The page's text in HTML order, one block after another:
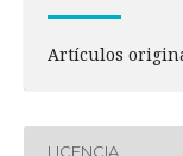
Artículos
LICENCIA